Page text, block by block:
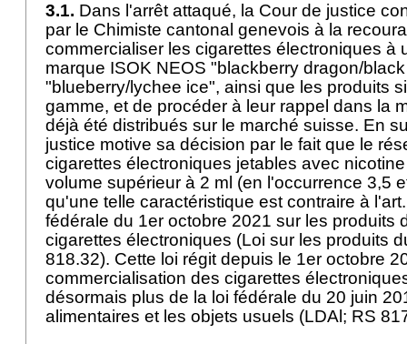
3.1. Dans l'arrêt attaqué, la Cour de justice
par le Chimiste cantonal genevois à la
commercialiser les cigarettes électroniques à
marque ISOK NEOS "blackberry dragon/
"blueberry/lychee ice", ainsi que les produits
gamme, et de procéder à leur rappel dans la
déjà été distribués sur le marché suisse. En
justice motive sa décision par le fait que le
cigarettes électroniques jetables avec
volume supérieur à 2 ml (en l'occurrence 3,5
qu'une telle caractéristique est contraire à
fédérale du 1er octobre 2021 sur les produits
cigarettes électroniques (Loi sur les produits
818.32). Cette loi régit depuis le 1er octobre
commercialisation des cigarettes
désormais plus de la loi fédérale du 20 juin
alimentaires et les objets usuels (LDAl; RS